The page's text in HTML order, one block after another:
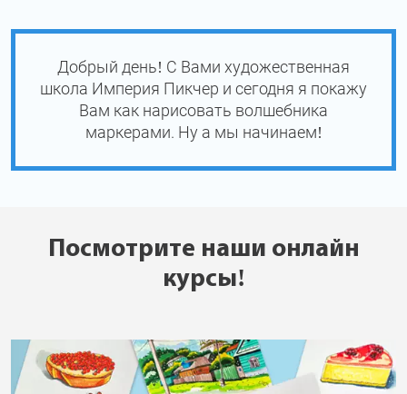
Добрый день! С Вами художественная
школа Империя Пикчер и сегодня я покажу
Вам как нарисовать волшебника
маркерами. Ну а мы начинаем!
Посмотрите наши онлайн
курсы!